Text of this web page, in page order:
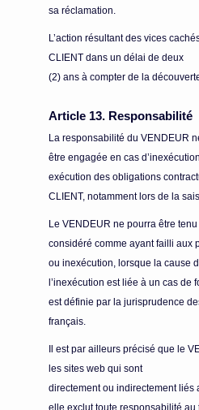
sa réclamation.
L’action résultant des vices
CLIENT dans un délai de deux
(2) ans à compter de la
Article 13. Responsabilité
La responsabilité du VENDEUR
être engagée en cas
exécution des obligations
CLIENT, notamment lors de la
Le VENDEUR ne pourra être
considéré comme ayant failli aux
ou inexécution, lorsque la cause
l’inexécution est liée à un cas de
est définie par la jurisprudence
français.
Il est par ailleurs précisé que le
les sites web qui sont
directement ou indirectement liés
elle exclut toute responsabilité